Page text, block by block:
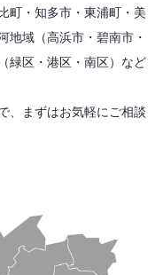
町・知多市・東浦町・美
地域（高浜市・碧南市・
緑区・港区・南区）など
、まずはお気軽にご相談